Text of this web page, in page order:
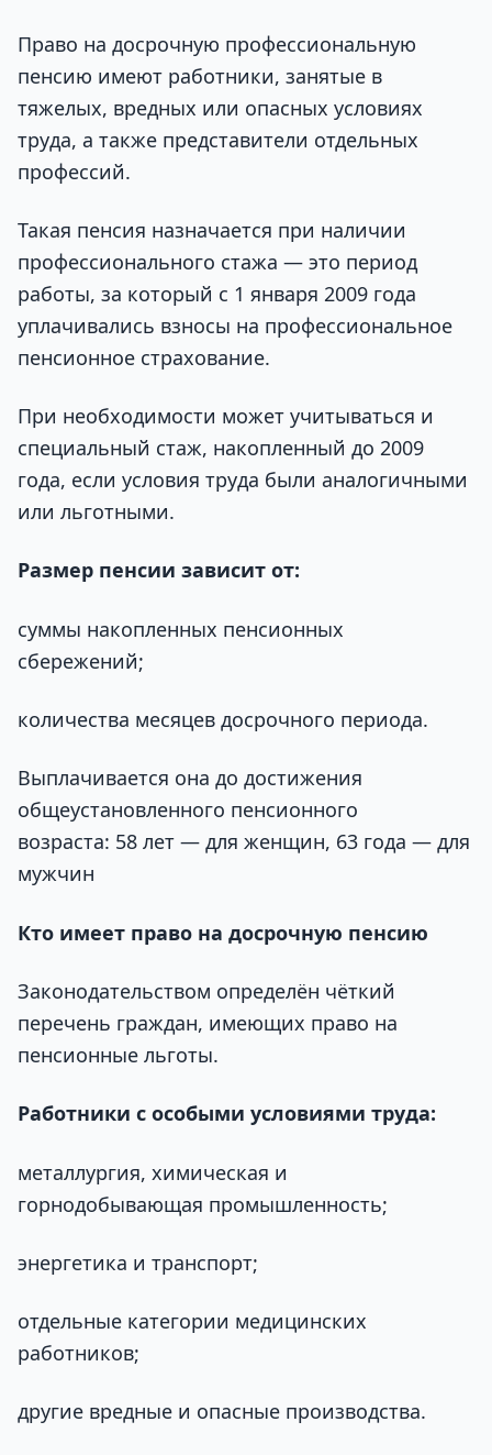
Право на досрочную профессиональную
пенсию имеют работники, занятые в
тяжелых, вредных или опасных условиях
труда, а также представители отдельных
профессий.
Такая пенсия назначается при наличии
профессионального стажа — это период
работы, за который с 1 января 2009 года
уплачивались взносы на профессиональное
пенсионное страхование.
При необходимости может учитываться и
специальный стаж, накопленный до 2009
года, если условия труда были аналогичными
или льготными.
Размер пенсии зависит от:
суммы накопленных пенсионных
сбережений;
количества месяцев досрочного периода.
Выплачивается она до достижения
общеустановленного пенсионного
возраста: 58 лет — для женщин, 63 года — для
мужчин
Кто имеет право на досрочную пенсию
Законодательством определён чёткий
перечень граждан, имеющих право на
пенсионные льготы.
Работники с особыми условиями труда:
металлургия, химическая и
горнодобывающая промышленность;
энергетика и транспорт;
отдельные категории медицинских
работников;
другие вредные и опасные производства.